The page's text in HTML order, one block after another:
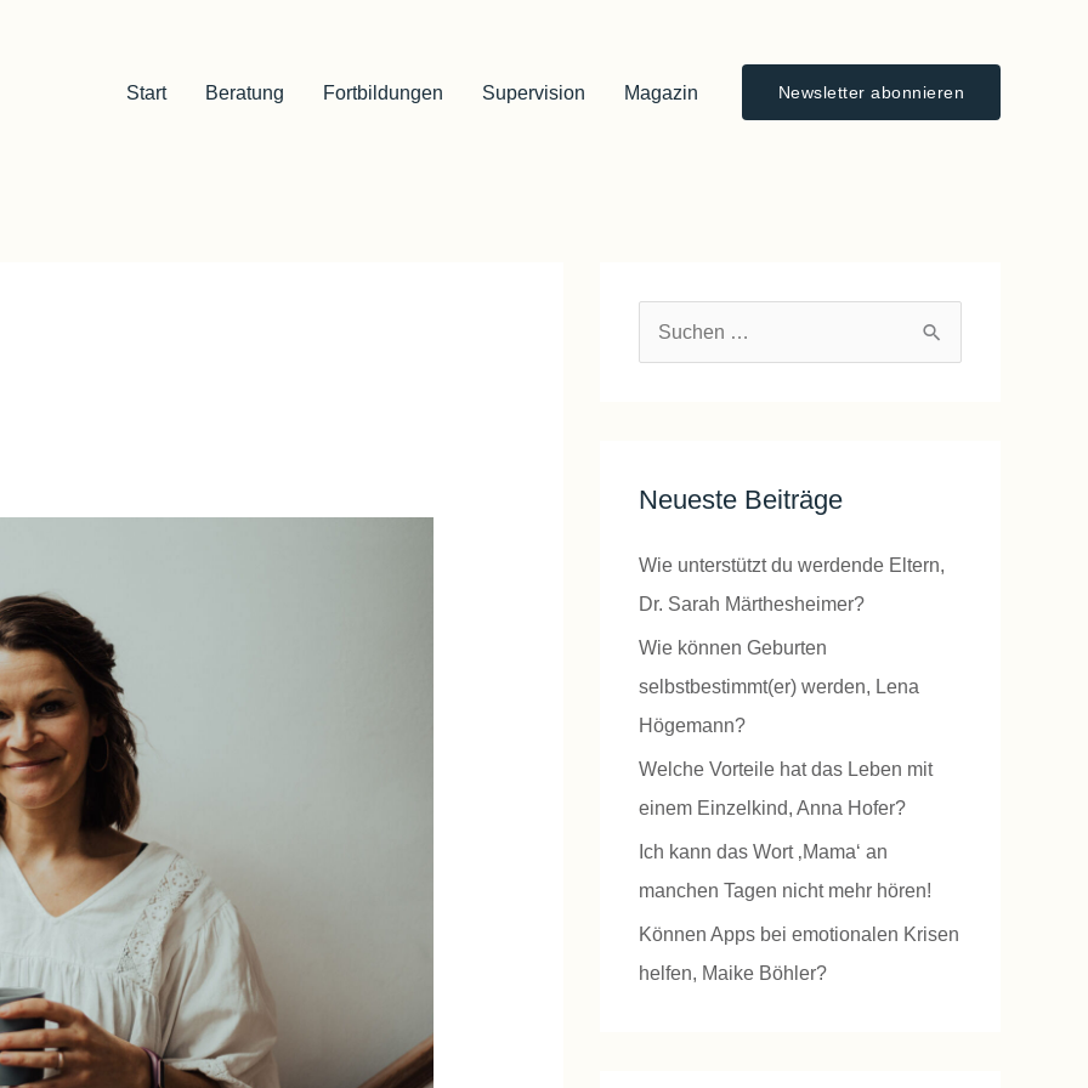
Start
Beratung Fortbildungen Supervision Magazin Newsletter abonnieren
e
n
a
c
h
:
Neueste Beiträge
Wie unterstützt du werdende Eltern,
Dr. Sarah Märthesheimer?
Wie können Geburten
selbstbestimmt(er) werden, Lena
Högemann?
Welche Vorteile hat das Leben mit
einem Einzelkind, Anna Hofer?
Ich kann das Wort ‚Mama‘ an
manchen Tagen nicht mehr hören!
Können Apps bei emotionalen Krisen
helfen, Maike Böhler?